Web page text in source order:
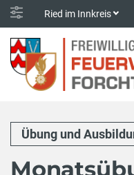
Ried im Innkreis
Übung und